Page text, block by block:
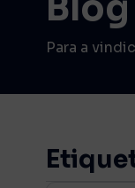
Para a